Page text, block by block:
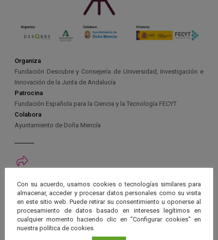
Organiza
Fundación Descubre y Consejería de Universidad, Investigación e
Innovación de la Junta de Andalucía
Patrocina
Fundación Española para la Ciencia y la Tecnología FECYT
Colabora
Ayuntamiento de Doña Mencía
Próximos eventos Ver más
26 JUN 2026 - 26 ENE 2028
Eclipse,Planetario
Con su acuerdo, usamos cookies o tecnologías similares para
almacenar, acceder y procesar datos personales como su visita
en este sitio web. Puede retirar su consentimiento u oponerse al
procesamiento de datos basado en intereses legítimos en
cualquier momento haciendo clic en "Configurar cookies" en
nuestra política de cookies.